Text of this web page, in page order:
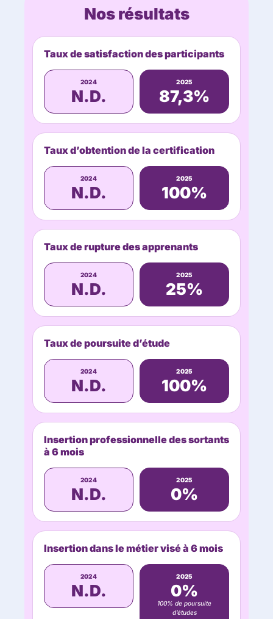
Nos résultats
Taux de satisfaction des participants
2024
N.D.
2025
87,3%
Taux d’obtention de la certification
2024
N.D.
2025
100%
Taux de rupture des apprenants
2024
N.D.
2025
25%
Taux de poursuite d’étude
2024
N.D.
2025
100%
Insertion professionnelle des sortants
à 6 mois
2024
N.D.
2025
0%
Insertion dans le métier visé à 6 mois
2024
N.D.
2025
0%
100% de poursuite
d’études